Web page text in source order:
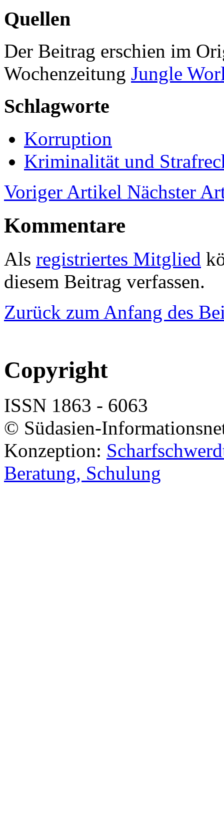
Quellen
Der Beitrag erschien im
Wochenzeitung Jungle
Schlagworte
Korruption
Kriminalität und
Voriger Artikel Nächster
Kommentare
Als registriertes Mitglied
diesem Beitrag verfassen.
Zurück zum Anfang des
Copyright
ISSN 1863 - 6063
© Südasien-
Konzeption:
Beratung, Schulung